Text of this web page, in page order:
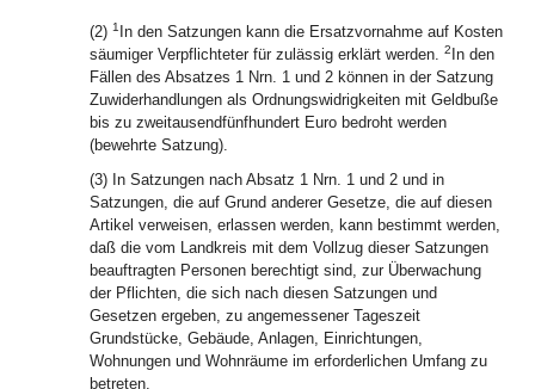
(2) 1 In den Satzungen kann die Ersatzvornahme auf Kosten
säumiger Verpflichteter für zulässig erklärt werden. 2 In den
Fällen des Absatzes 1 Nrn. 1 und 2 können in der Satzung
Zuwiderhandlungen als Ordnungswidrigkeiten mit Geldbuße
bis zu zweitausendfünfhundert Euro bedroht werden
(bewehrte Satzung).
(3) In Satzungen nach Absatz 1 Nrn. 1 und 2 und in
Satzungen, die auf Grund anderer Gesetze, die auf diesen
Artikel verweisen, erlassen werden, kann bestimmt werden,
daß die vom Landkreis mit dem Vollzug dieser Satzungen
beauftragten Personen berechtigt sind, zur Überwachung
der Pflichten, die sich nach diesen Satzungen und
Gesetzen ergeben, zu angemessener Tageszeit
Grundstücke, Gebäude, Anlagen, Einrichtungen,
Wohnungen und Wohnräume im erforderlichen Umfang zu
betreten.